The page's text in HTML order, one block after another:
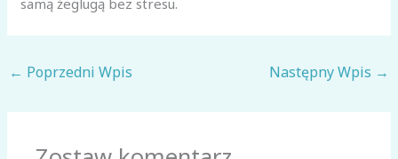
samą żeglugą bez stresu.
← Poprzedni Wpis Następny Wpis →